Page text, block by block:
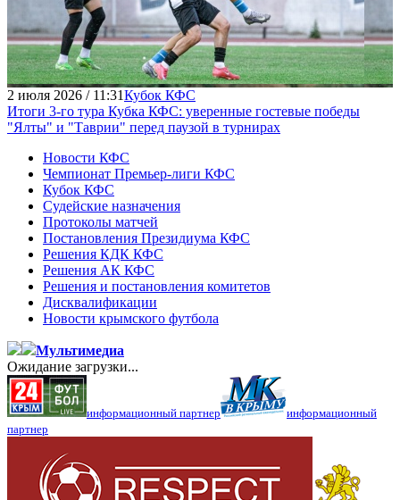
2 июля 2026 / 11:31Кубок КФС
Итоги 3-го тура Кубка КФС: уверенные гостевые победы
"Ялты" и "Таврии" перед паузой в турнирах
Новости КФС
Чемпионат Премьер-лиги КФС
Кубок КФС
Судейские назначения
Протоколы матчей
Постановления Президиума КФС
Решения КДК КФС
Решения АК КФС
Решения и постановления комитетов
Дисквалификации
Новости крымского футбола
Мультимедиа
Ожидание загрузки...
информационный партнер
информационный
партнер